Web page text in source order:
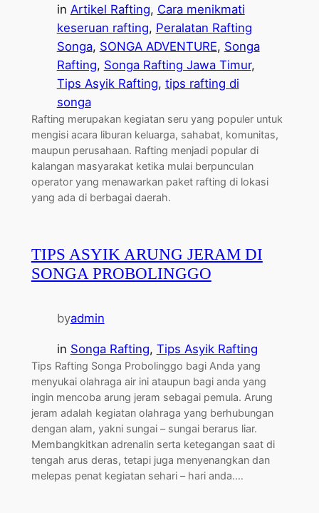
in Artikel Rafting, Cara menikmati
keseruan rafting, Peralatan Rafting
Songa, SONGA ADVENTURE, Songa
Rafting, Songa Rafting Jawa Timur
Tips Asyik Rafting, tips rafting di
songa
Rafting merupakan kegiatan seru yang populer untuk
mengisi acara liburan keluarga, sahabat, komunitas,
maupun perusahaan. Rafting menjadi popular di
kalangan masyarakat ketika mulai berpunculan
operator yang menawarkan paket rafting di lokasi
yang ada di berbagai daerah.
TIPS ASYIK ARUNG JERAM DI
SONGA PROBOLINGGO
byadmin
in Songa Rafting, Tips Asyik Rafting
Tips Rafting Songa Probolinggo bagi Anda yang
menyukai olahraga air ini ataupun bagi anda yang
ingin mencoba arung jeram sebagai pemula. Arung
jeram adalah kegiatan olahraga yang berhubungan
dengan alam, yakni sungai – sungai berarus liar.
Membangkitkan adrenalin serta ketegangan saat di
tengah arus deras, tetapi juga menyenangkan dan
melepas penat kegiatan sehari – hari anda.…